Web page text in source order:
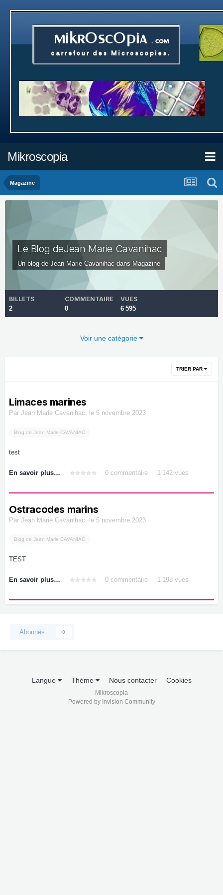
Mikroscopia
Magazine
Le Blog deJean Marie Cavanihac
Un blog de Jean Marie Cavanihac dans Magazine
BILLETS
2
COMMENTAIRE
0
VUES
6 595
Voir une catégorie
TRIER PAR
Limaces marines
Par Jean Marie Cavanihac, le 5 novembre 2023
Blog de Jean Marie CAVANIAC
test
En savoir plus… 0 commentaire 1 142 vues
Ostracodes marins
Par Jean Marie Cavanihac le 5 novembre 2023
Blog de Jean Marie CAVANIAC
TEST
En savoir plus… 0 commentaire 1 198 vues
Abonnés 0
Langue Thème Nous contacter Cookies
Mikroscopia
Powered by Invision Community